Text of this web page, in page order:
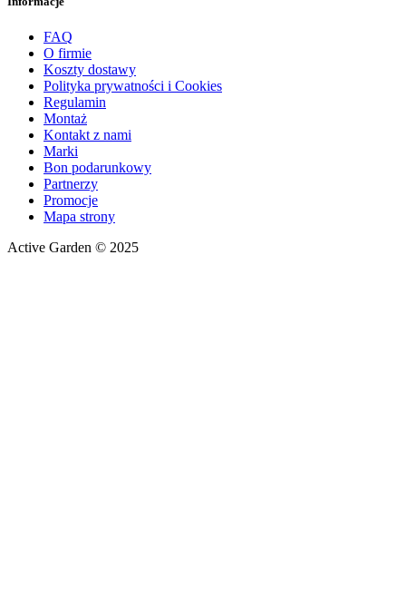
FAQ
O firmie
Koszty dostawy
Polityka prywatności i Cookies
Regulamin
Montaż
Kontakt z nami
Marki
Bon podarunkowy
Partnerzy
Promocje
Mapa strony
Active Garden © 2025